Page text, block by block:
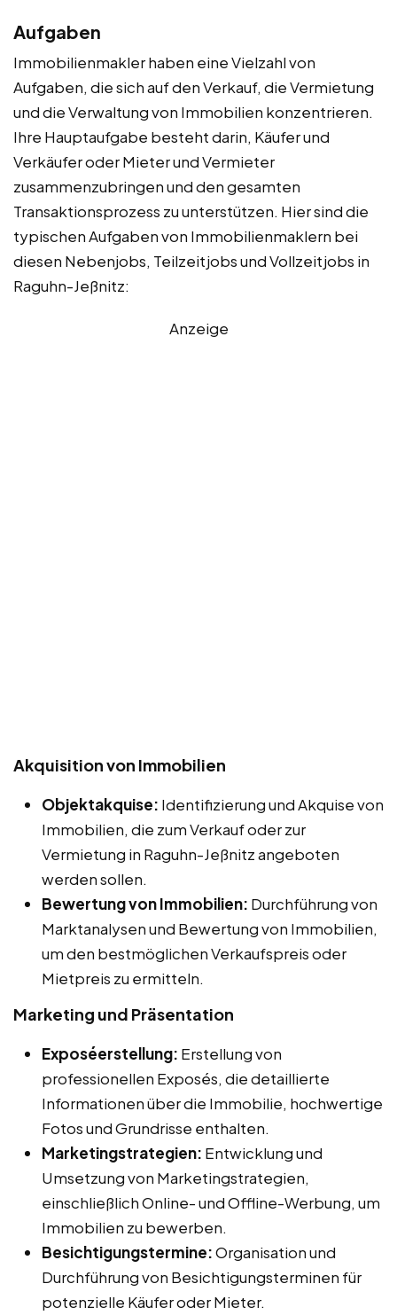
Aufgaben
Immobilienmakler haben eine Vielzahl von
Aufgaben, die sich auf den Verkauf, die Vermietung
und die Verwaltung von Immobilien konzentrieren.
Ihre Hauptaufgabe besteht darin, Käufer und
Verkäufer oder Mieter und Vermieter
zusammenzubringen und den gesamten
Transaktionsprozess zu unterstützen. Hier sind die
typischen Aufgaben von Immobilienmaklern bei
diesen Nebenjobs, Teilzeitjobs und Vollzeitjobs in
Raguhn-Jeßnitz:
Anzeige
Akquisition von Immobilien
Objektakquise: Identifizierung und Akquise von
Immobilien, die zum Verkauf oder zur
Vermietung in Raguhn-Jeßnitz angeboten
werden sollen.
Bewertung von Immobilien: Durchführung von
Marktanalysen und Bewertung von Immobilien,
um den bestmöglichen Verkaufspreis oder
Mietpreis zu ermitteln.
Marketing und Präsentation
Exposéerstellung: Erstellung von
professionellen Exposés, die detaillierte
Informationen über die Immobilie, hochwertige
Fotos und Grundrisse enthalten.
Marketingstrategien: Entwicklung und
Umsetzung von Marketingstrategien,
einschließlich Online- und Offline-Werbung, um
Immobilien zu bewerben.
Besichtigungstermine:Organisation und
Durchführung von Besichtigungsterminen für
potenzielle Käufer oder Mieter.